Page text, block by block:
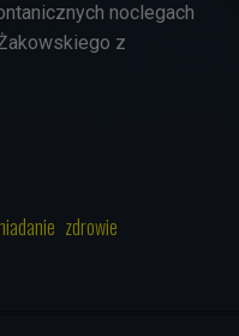
noclegach
z
zdrowie